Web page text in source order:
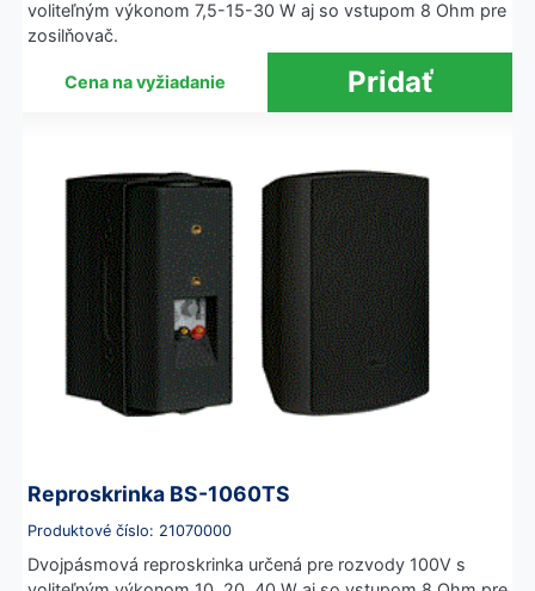
voliteľným výkonom 7,5-15-30 W aj so vstupom 8 Ohm pre
zosilňovač.
Cena na vyžiadanie
Reproskrinka BS-1060TS
Produktové číslo: 21070000
Dvojpásmová reproskrinka určená pre rozvody 100V s